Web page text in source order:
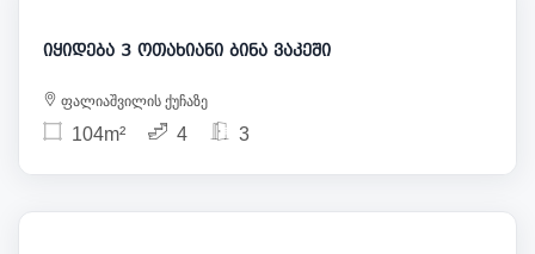
იყიდება 3 ოთახიანი ბინა ვაკეში
ფალიაშვილის ქუჩაზე
104m² 4 3
335 000